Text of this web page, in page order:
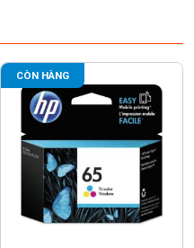
CÒN HÀNG